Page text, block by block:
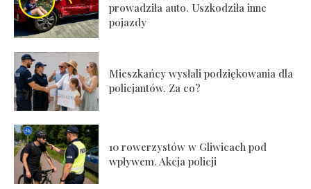
prowadziła auto. Uszkodziła inne
pojazdy
Mieszkańcy wysłali podziękowania dla
policjantów. Za co?
10 rowerzystów w Gliwicach pod
wpływem. Akcja policji